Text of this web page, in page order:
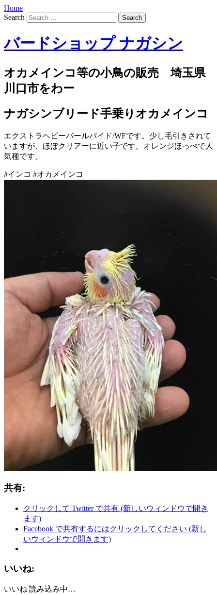
Home
Search
バードショップ ナガシン
オカメインコ等の小鳥の販売 埼玉県
川口市をわー
ナガシンブリード手乗りオカメインコ
エクストラヘビーパールパイド/WFです。少し毛引きされて
いますが、ほぼクリアーに近い子です。オレンジほっぺで人
気種です。
#インコ #オカメインコ
共有:
クリックして Twitter で共有 (新しいウィンドウで開き
ます)
Facebook で共有するにはクリックしてください (新し
いウィンドウで開きます)
いいね:
いいね 読み込み中…